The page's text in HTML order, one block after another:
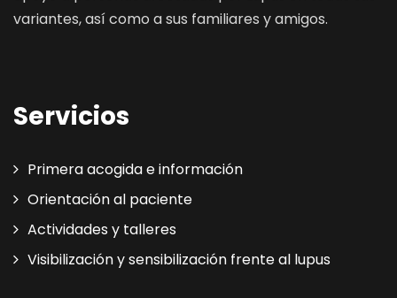
variantes, así como a sus familiares y amigos.
Servicios
Primera acogida e información
Orientación al paciente
Actividades y talleres
Visibilización y sensibilización frente al lupus